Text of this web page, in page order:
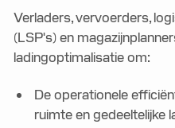
Verladers, vervoerders,
(LSP's) en
ladingoptimalisatie om:
De operationele
ruimte en gedeeltelijke